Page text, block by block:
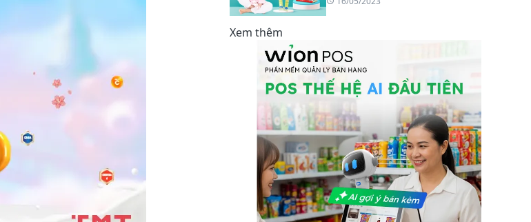
Xem thêm